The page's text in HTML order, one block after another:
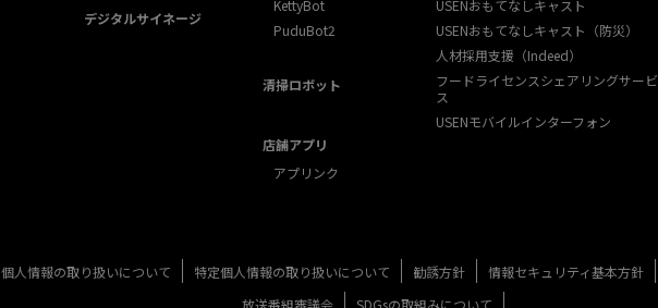
デジタルサイネージ
KettyBot
PuduBot2
清掃ロボット
店舗アプリ
アプリンク
USENおもてなしキャスト
USENおもてなしキャスト（防災）
人材採用支援（Indeed）
フードライセンスシェアリングサービ
ス
USENモバイルインターフォン
個人情報の取り扱いについて 特定個人情報の取り扱いについて 勧誘方針 情報セキュリティ基本方針
放送番組審議会
SDGsの取組みについて